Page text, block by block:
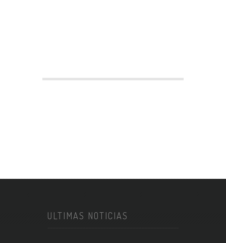
ULTIMAS NOTICIAS